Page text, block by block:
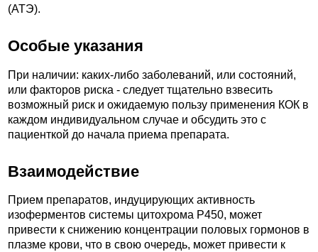
(АТЭ).
Особые указания
При наличии: каких-либо заболеваний, или состояний,
или факторов риска - следует тщательно взвесить
возможный риск и ожидаемую пользу применения КОК в
каждом индивидуальном случае и обсудить это с
пациенткой до начала приема препарата.
Взаимодействие
Прием препаратов, индуцирующих активность
изоферментов системы цитохрома Р450, может
привести к снижению концентрации половых гормонов в
плазме крови, что в свою очередь, может привести к